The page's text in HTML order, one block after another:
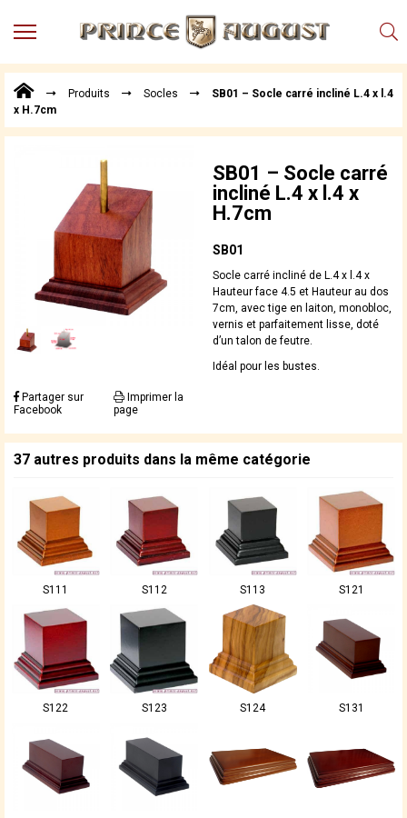
MENU
Points
de
Vente
Téléchargements
Techniques,
trucs et
astuces
Vidéos
Produits Socles
SB01 – Socle carré incliné L.4 x l.4
x H.7cm
Partager sur
Facebook
Imprimer la
page
SB01 – Socle carré
incliné L.4 x l.4 x
H.7cm
SB01
Socle carré incliné de L.4 x l.4 x
Hauteur face 4.5 et Hauteur au dos
7cm, avec tige en laiton, monobloc,
vernis et parfaitement lisse, doté
d’un talon de feutre.
Idéal pour les bustes.
37 autres produits dans la même catégorie
S111 S112 S113 S121
S122 S123 S124 S131